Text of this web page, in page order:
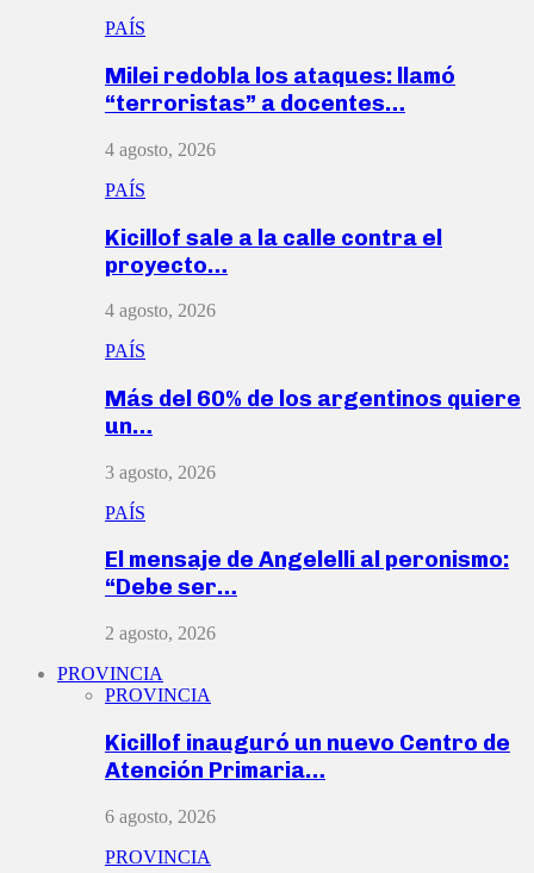
PAÍS
Milei redobla los ataques: llamó
“terroristas” a docentes…
4 agosto, 2026
PAÍS
Kicillof sale a la calle contra el
proyecto…
4 agosto, 2026
PAÍS
Más del 60% de los argentinos quiere
un…
3 agosto, 2026
PAÍS
El mensaje de Angelelli al peronismo:
“Debe ser…
2 agosto, 2026
PROVINCIA
PROVINCIA
Kicillof inauguró un nuevo Centro de
Atención Primaria…
6 agosto, 2026
PROVINCIA